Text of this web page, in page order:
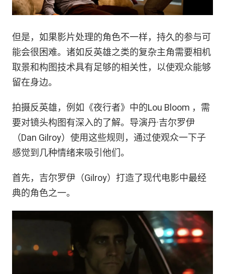
但是，如果影片处理的角色不一样，持久的参与可
能会很困难。诸如反英雄之类的复杂主角需要相机
取景和构图技术具有足够的相关性，以使观众能够
留在身边。
拍摄反英雄，例如《夜行者》中的Lou Bloom ，需
要对镜头构图有深入的了解。导演丹·吉尔罗伊
（Dan Gilroy）使用这些规则，通过使观众一下子
感觉到几种情绪来吸引他们。
首先，吉尔罗伊（Gilroy）打造了现代电影中最经
典的角色之一。